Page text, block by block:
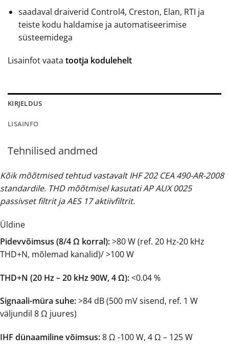
saadaval draiverid Control4, Creston, Elan, RTI ja
teiste kodu haldamise ja automatiseerimise
süsteemidega
Lisainfot vaata tootja kodulehelt
KIRJELDUS
LISAINFO
Tehnilised andmed
Kõik mõõtmised tehtud vastavalt IHF 202 CEA 490-AR-2008
standardile. THD mõõtmisel kasutati AP AUX 0025
passivset filtrit ja AES 17 aktiivfiltrit.
Üldine
Pidevvõimsus (8/4 Ω korral):>80 W (ref. 20 Hz-20 kHz
THD+N, mõlemad kanalid)/ >100 W
THD+N (20 Hz – 20 kHz 90W, 4 Ω):<0.04 %
Signaali-müra suhe:>84 dB (500 mV sisend, ref. 1 W
väljundil 8 Ω juures)
IHF dünaamiline võimsus:8 Ω -100 W, 4 Ω – 125 W